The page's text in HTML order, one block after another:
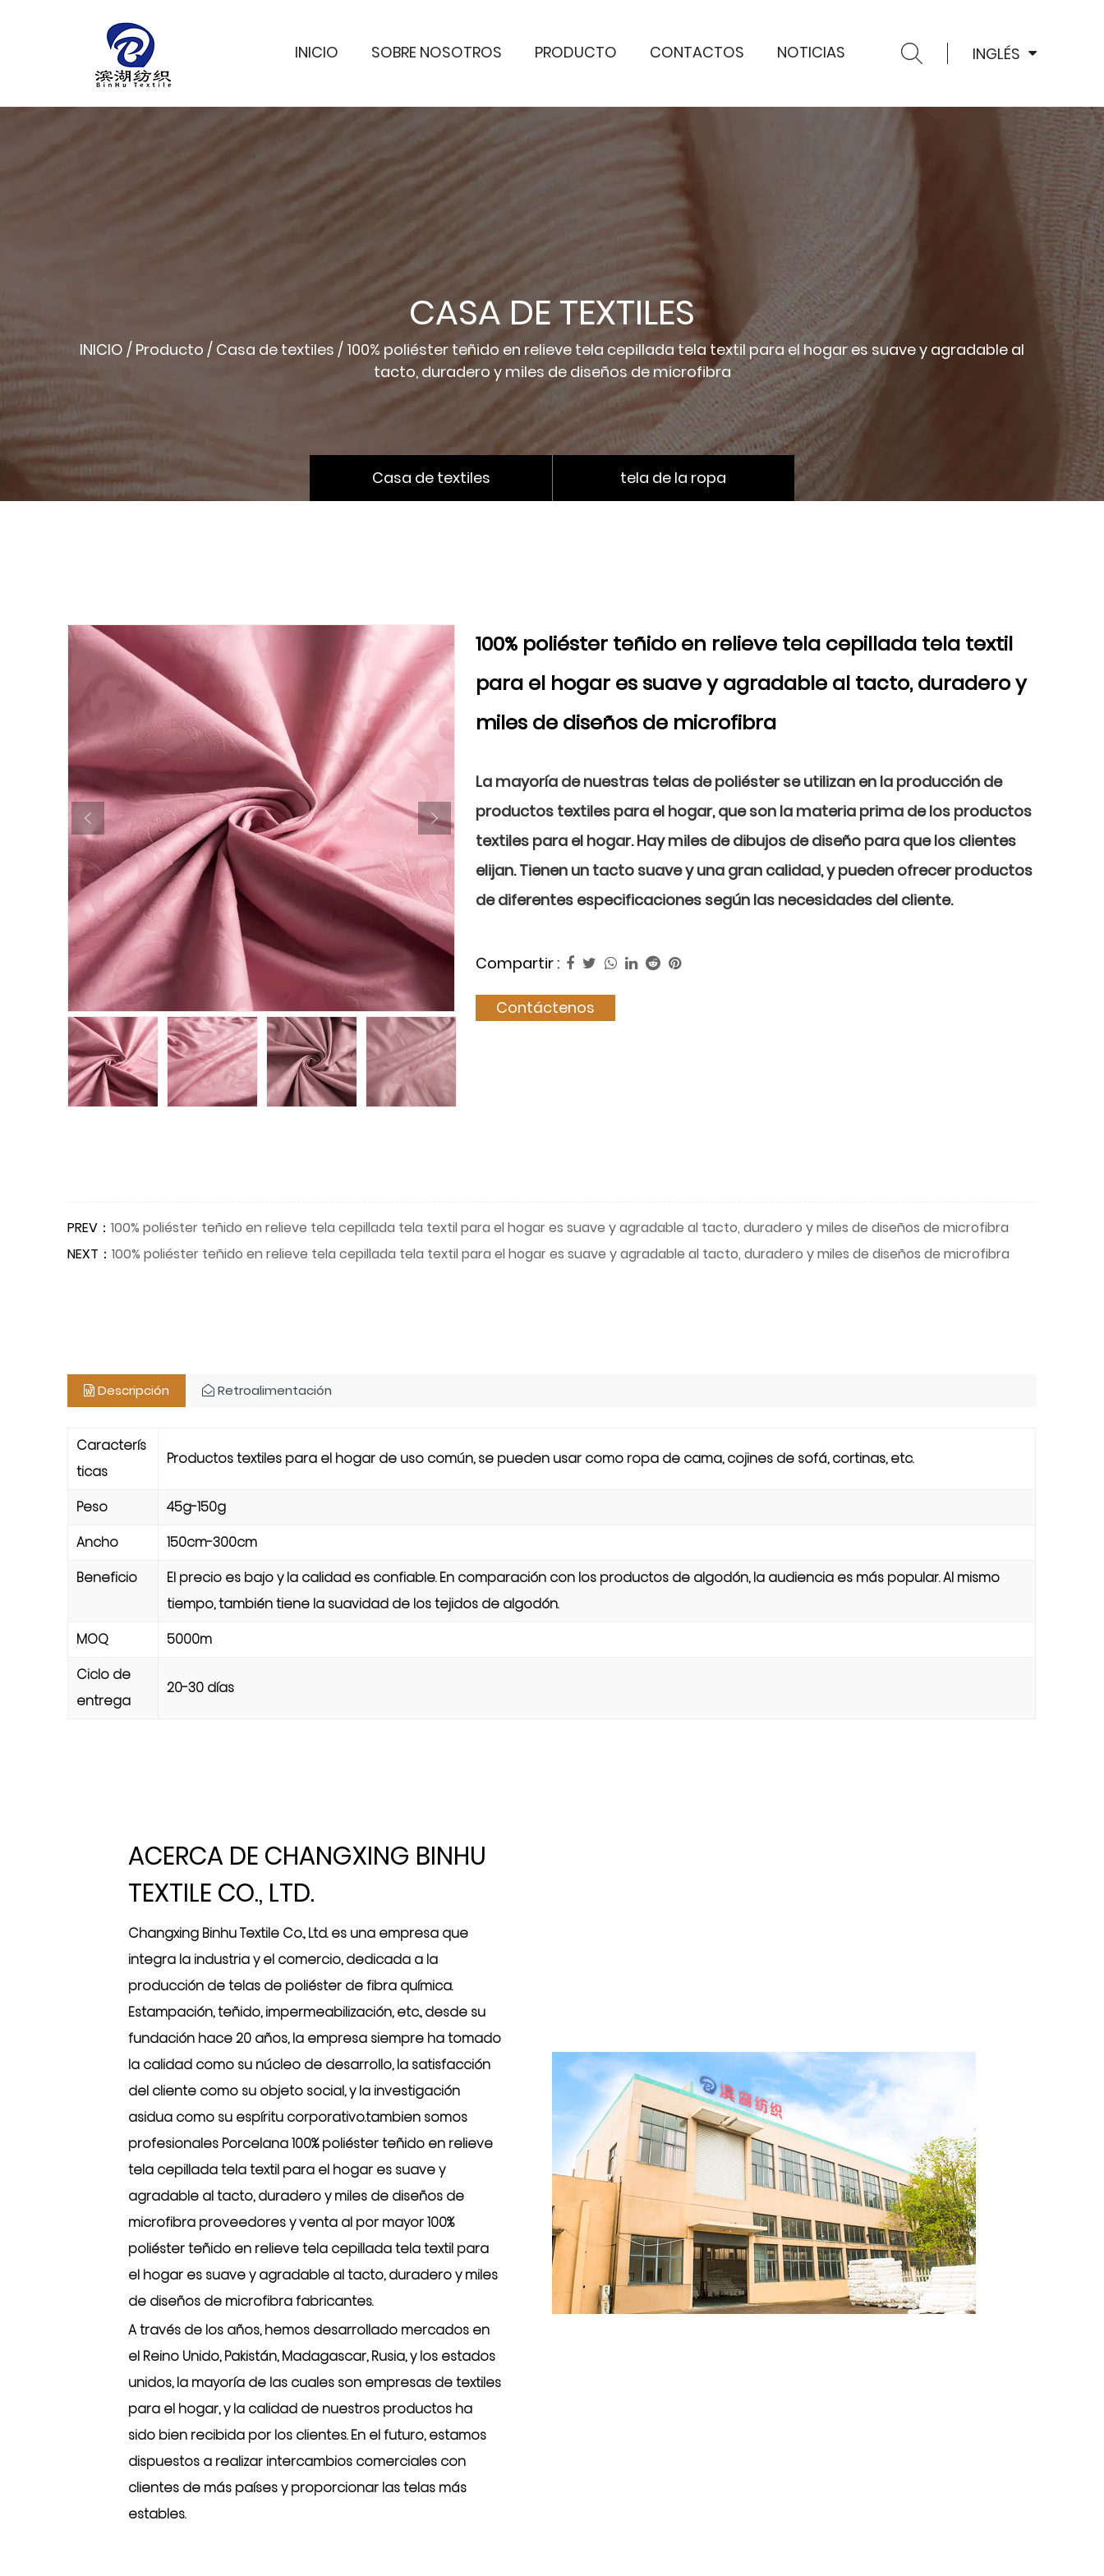
INICIO SOBRE NOSOTROS PRODUCTO CONTACTOS NOTICIAS INGLÉS
CASA DE TEXTILES
INICIO / Producto / Casa de textiles / 100% poliéster teñido en relieve tela cepillada tela textil para el hogar es suave y agradable al
tacto, duradero y miles de diseños de microfibra
Casa de textiles tela de la ropa
100% poliéster teñido en relieve tela cepillada tela textil
para el hogar es suave y agradable al tacto, duradero y
miles de diseños de microfibra
La mayoría de nuestras telas de poliéster se utilizan en la producción de
productos textiles para el hogar, que son la materia prima de los productos
textiles para el hogar. Hay miles de dibujos de diseño para que los clientes
elijan. Tienen un tacto suave y una gran calidad, y pueden ofrecer productos
de diferentes especificaciones según las necesidades del cliente.
Compartir :
Contáctenos
PREV：100% poliéster teñido en relieve tela cepillada tela textil para el hogar es suave y agradable al tacto, duradero y miles de diseños de microfibra
NEXT：100% poliéster teñido en relieve tela cepillada tela textil para el hogar es suave y agradable al tacto, duradero y miles de diseños de microfibra
Descripción Retroalimentación
Caracterís
ticas
Productos textiles para el hogar de uso común, se pueden usar como ropa de cama, cojines de sofá, cortinas, etc.
Peso
45g-150g
Ancho
150cm-300cm
Beneficio
El precio es bajo y la calidad es confiable. En comparación con los productos de algodón, la audiencia es más popular. Al mismo
tiempo, también tiene la suavidad de los tejidos de algodón.
MOQ
5000m
Ciclo de
entrega
20-30 días
ACERCA DE CHANGXING BINHU
TEXTILE CO., LTD.
Changxing Binhu Textile Co., Ltd. es una empresa que
integra la industria y el comercio, dedicada a la
producción de telas de poliéster de fibra química.
Estampación, teñido, impermeabilización, etc., desde su
fundación hace 20 años, la empresa siempre ha tomado
la calidad como su núcleo de desarrollo, la satisfacción
del cliente como su objeto social, y la investigación
asidua como su espíritu corporativo.tambien somos
profesionales Porcelana 100% poliéster teñido en relieve
tela cepillada tela textil para el hogar es suave y
agradable al tacto, duradero y miles de diseños de
microfibra proveedoresyventa al por mayor 100%
poliéster teñido en relieve tela cepillada tela textil para
el hogar es suave y agradable al tacto, duradero y miles
de diseños de microfibra fabricantes.
A través de los años, hemos desarrollado mercados en
el Reino Unido, Pakistán, Madagascar, Rusia, y los estados
unidos, la mayoría de las cuales son empresas de textiles
para el hogar, y la calidad de nuestros productos ha
sido bien recibida por los clientes. En el futuro, estamos
dispuestos a realizar intercambios comerciales con
clientes de más países y proporcionar las telas más
estables.